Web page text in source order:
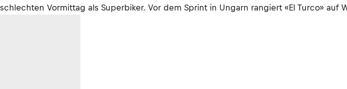
schlechten Vormittag als Superbiker. Vor dem Sprint in Ungarn rangiert «El Turco» auf